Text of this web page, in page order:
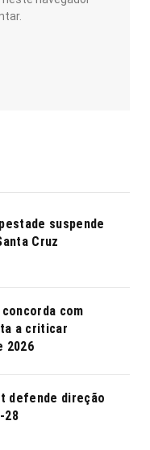
suspende
Cruz
com
a criticar
2026
defende direção
28